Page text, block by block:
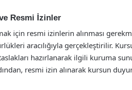
Resmi İzinler
için resmi izinlerin alınması
aracılığıyla gerçekleştirilir.
hazırlanarak ilgili kuruma
resmi izin alınarak kursun